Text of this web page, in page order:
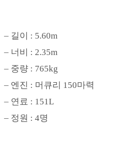
– 길이 : 5.60m
– 너비 : 2.35m
– 중량 : 765kg
– 엔진 : 머큐리 150마력
– 연료 : 151L
– 정원 : 4명